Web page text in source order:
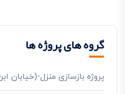
گروه های پروژه ها
پروژه بازسازی منزل-(خیابان